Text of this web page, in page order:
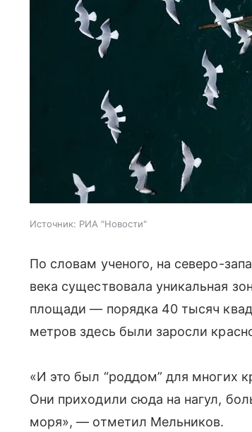
Источник: РИА "Новости"
По словам ученого, на северо-
века существовала уникальная
площади — порядка 40 тысяч
метров здесь были заросли
«И это был “роддом” для многих
Они приходили сюда на нагул,
моря», — отметил Мельников.